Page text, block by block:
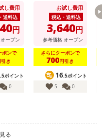
マイナ
し費用
送料込
円
オープン
ポンで
引き
.5ポイント
0
カット100％マイナ
ス16度 UL
お試し費用
税込・送料込
3,640円
参考価格 オープン
さらにクーポンで
700円引き
16.5ポイント
5
0
る